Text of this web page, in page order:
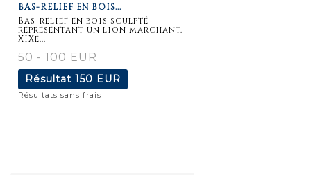
BAS-RELIEF EN BOIS...
Bas-relief en bois sculpté
représentant un lion marchant.
XIXe...
50 - 100 EUR
Résultat 150 EUR
Résultats sans frais